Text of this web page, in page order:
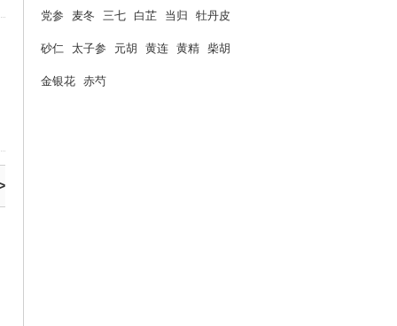
党参 麦冬 三七 白芷 当归 牡丹皮
砂仁 太子参 元胡 黄连 黄精 柴胡
金银花 赤芍